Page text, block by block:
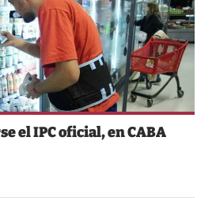
el IPC oficial, en CABA